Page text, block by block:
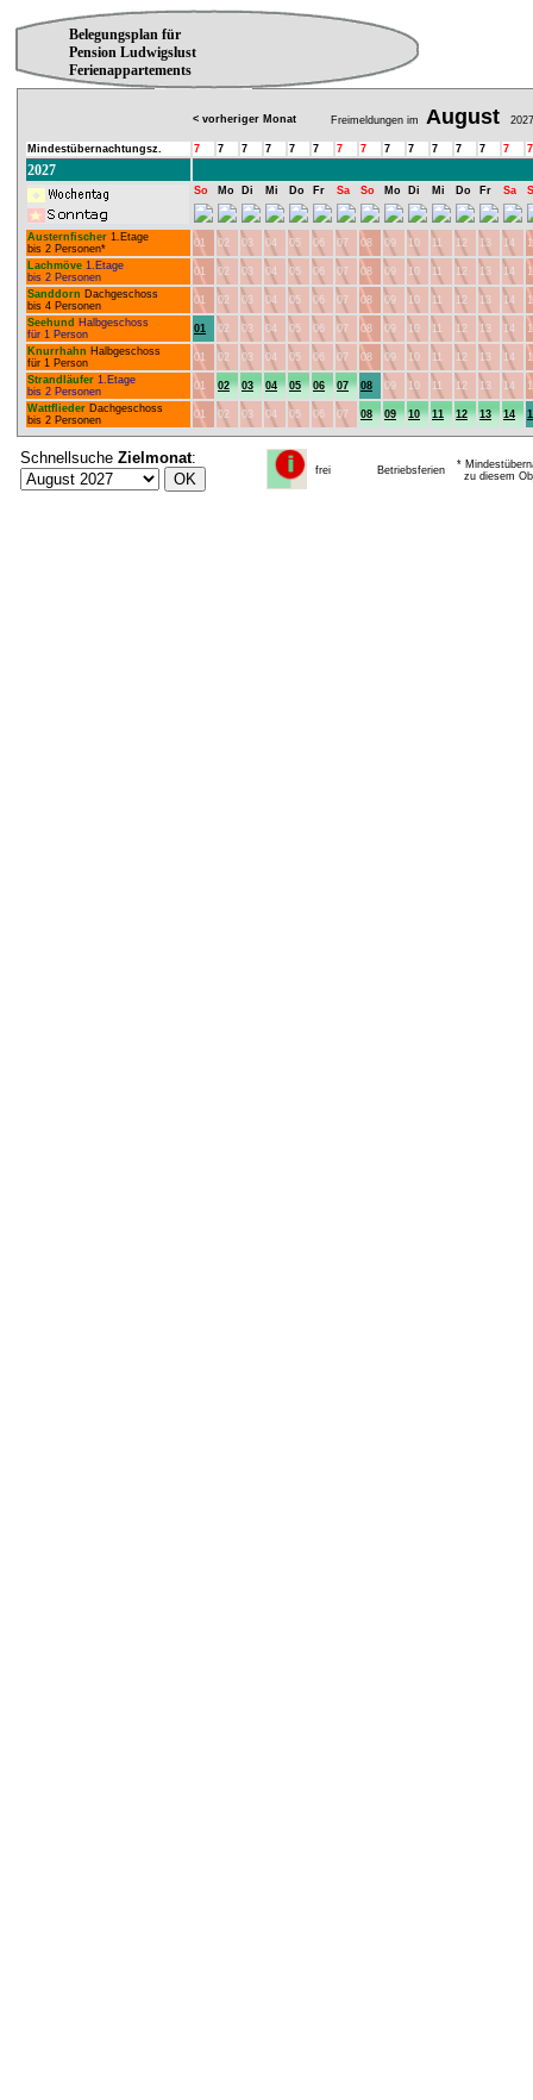
Belegungsplan für
Pension Ludwigslust
Ferienappartements
< vorheriger Monat Freimeldungen im August 2027
Mindestübernachtungsz. 7 7 7 7 7 7 7 7 7 7 7 7 7 7 7
2027
So Mo Di Mi Do Fr Sa So Mo Di Mi Do Fr Sa
Austernfischer 1.Etage
bis 2 Personen*
01 02 03 04 05 06 07 08 09 10 11 12 13 14
Lachmöve 1.Etage
bis 2 Personen
01 02 03 04 05 06 07 08 09 10 11 12 13 14
Sanddorn Dachgeschoss
bis 4 Personen
01 02 03 04 05 06 07 08 09 10 11 12 13 14
Seehund Halbgeschoss
für 1 Person
01 02 03 04 05 06 07 08 09 10 11 12 13 14
Knurrhahn Halbgeschoss
für 1 Person
01 02 03 04 05 06 07 08 09 10 11 12 13 14
Strandläufer 1.Etage
bis 2 Personen
01 02 03 04 05 06 07 08 09 10 11 12 13 14
Wattflieder Dachgeschoss
bis 2 Personen
01 02 03 04 05 06 07 08 09 10 11 12 13 14
Schnellsuche Zielmonat:
frei Betriebsferien
*
zu diesem